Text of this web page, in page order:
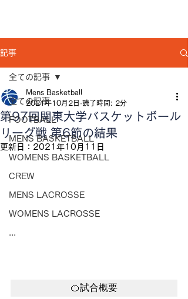
記事
全ての記事
FOOTBALL
MENS BASKETBALL
WOMENS BASKETBALL
CREW
MENS LACROSSE
WOMENS LACROSSE
...
全ての記事
第97回関東大学バスケットボール
リーグ戦 第6節の結果
Mens Basketball
2021年10月2日 読了時間: 2分
更新日： 2021年10月11日
🍊試合概要